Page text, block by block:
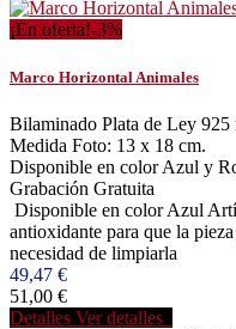
¡En oferta!-3%
Marco Horizontal Animales
Bilaminado Plata de Ley 925
Medida Foto: 13 x 18 cm.
Disponible en color Azul y
Grabación Gratuita
Disponible en color Azul
antioxidante para que la
necesidad de limpiarla
49,47 €
51,00 €
Detalles Ver detalles